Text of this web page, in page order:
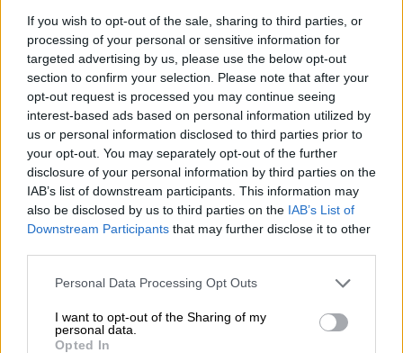
If you wish to opt-out of the sale, sharing to third parties, or
processing of your personal or sensitive information for
targeted advertising by us, please use the below opt-out
section to confirm your selection. Please note that after your
opt-out request is processed you may continue seeing
interest-based ads based on personal information utilized by
us or personal information disclosed to third parties prior to
your opt-out. You may separately opt-out of the further
disclosure of your personal information by third parties on the
IAB’s list of downstream participants. This information may
also be disclosed by us to third parties on the IAB’s List of
Downstream Participants that may further disclose it to other
Personal Data Processing Opt Outs
I want to opt-out of the Sharing of my
personal data.
Opted In
EMT dispondrá de una línea gratuita
para trasladar a sanitarios y
voluntarios al hospital temporal de
IFEMA
PorMiriam Rosco
Más artículos de este autor